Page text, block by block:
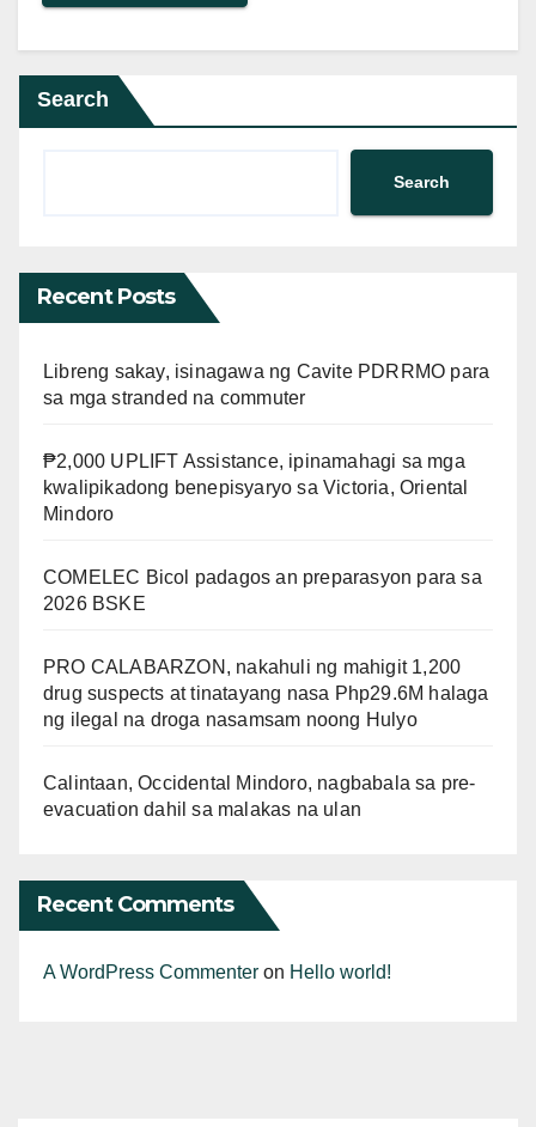
Search
Search
Recent Posts
Libreng sakay, isinagawa ng Cavite PDRRMO para
sa mga stranded na commuter
₱2,000 UPLIFT Assistance, ipinamahagi sa mga
kwalipikadong benepisyaryo sa Victoria, Oriental
Mindoro
COMELEC Bicol padagos an preparasyon para sa
2026 BSKE
PRO CALABARZON, nakahuli ng mahigit 1,200
drug suspects at tinatayang nasa Php29.6M halaga
ng ilegal na droga nasamsam noong Hulyo
Calintaan, Occidental Mindoro, nagbabala sa pre-
evacuation dahil sa malakas na ulan
Recent Comments
A WordPress Commenter on Hello world!